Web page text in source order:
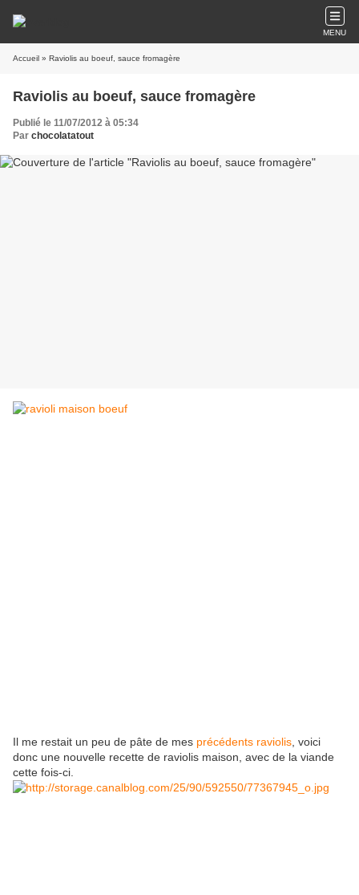
MENU
Accueil » Raviolis au boeuf, sauce fromagère
Raviolis au boeuf, sauce fromagère
Publié le 11/07/2012 à 05:34
Par chocolatatout
Il me restait un peu de pâte de mes précédents raviolis , voici
donc une nouvelle recette de raviolis maison, avec de la viande
cette fois-ci.